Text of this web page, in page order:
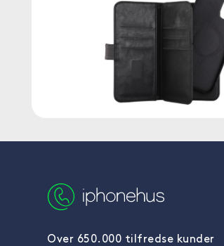
Over 650.000 tilfredse kunder